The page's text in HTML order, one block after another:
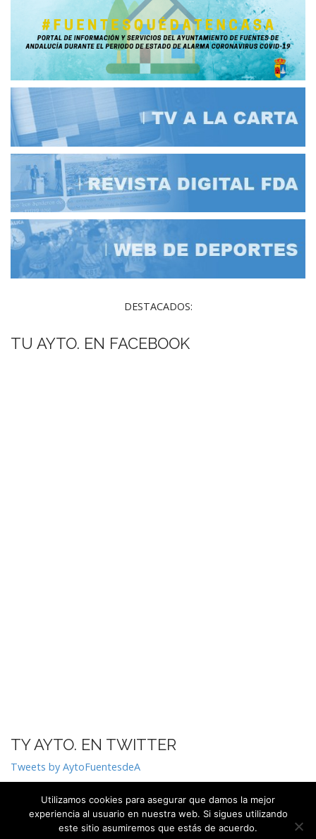
DESTACADOS:
TU AYTO. EN FACEBOOK
TY AYTO. EN TWITTER
Tweets by AytoFuentesdeA
Copyright © 2026. All Rights Reserved.
Utilizamos cookies para asegurar que damos la mejor
experiencia al usuario en nuestra web. Si sigues utilizando
este sitio asumiremos que estás de acuerdo.